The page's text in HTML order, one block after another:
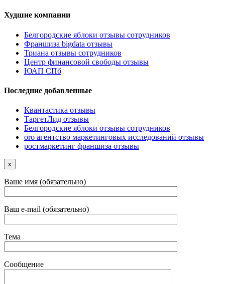
Худшие компании
Белгородские яблоки отзывы сотрудников
Франшиза bigdata отзывы
Триана отзывы сотрудников
Центр финансовой свободы отзывы
ЮАП СПб
Последние добавленные
Квантастика отзывы
ТаргетЛид отзывы
Белгородские яблоки отзывы сотрудников
oro агентство маркетинговых исследований отзывы
ростмаркетинг франшиза отзывы
x
Ваше имя (обязательно)
Ваш e-mail (обязательно)
Тема
Сообщение